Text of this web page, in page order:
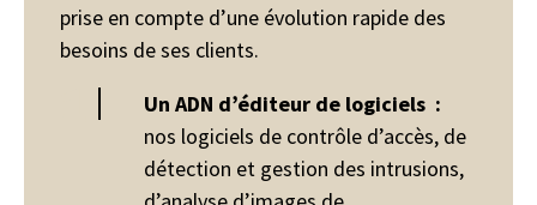
prise en compte d’une évolution rapide des
besoins de ses clients.
Un ADN d’éditeur de logiciels :
nos logiciels de contrôle d’accès, de
détection et gestion des intrusions,